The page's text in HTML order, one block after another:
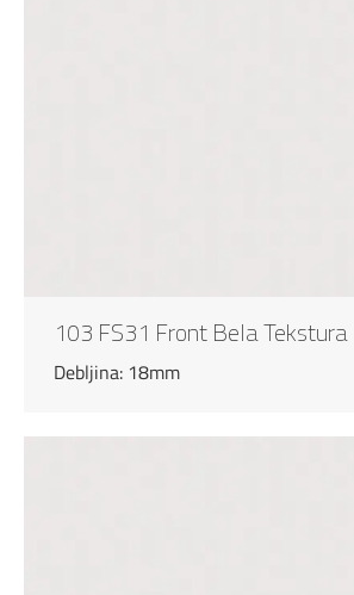
103 FS31 Front Bela Tekstura
Debljina: 18mm